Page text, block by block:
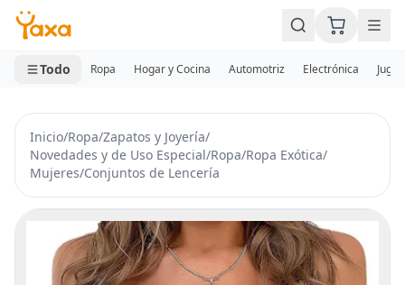
MINI CARRITO
0 productos
Todo Ropa Hogar y Cocina Automotriz Electrónica
Inicio/Ropa/Zapatos y Joyería/
Novedades y de Uso Especial/Ropa/Ropa Exótica/
Mujeres/Conjuntos de Lencería